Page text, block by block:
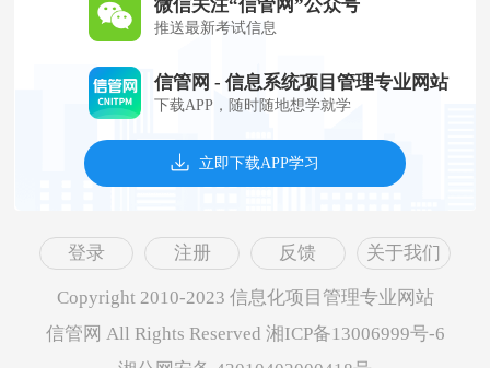
微信关注“信管网”公众号
推送最新考试信息
信管网 - 信息系统项目管理专业网站
下载APP，随时随地想学就学
立即下载APP学习
登录 注册 反馈 关于我们
Copyright 2010-2023 信息化项目管理专业网站
信管网 All Rights Reserved 湘ICP备13006999号-6